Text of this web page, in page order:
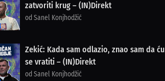
zatvoriti krug – (IN)Direkt
od Sanel Konjhodžić
Zekić: Kada sam odlazio, znao sam da ću
se vratiti – (IN)Direkt
od Sanel Konjhodžić